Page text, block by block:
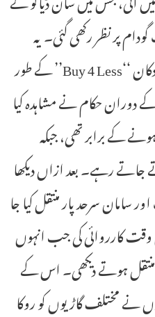
پر نظر رکھی گئی۔ یہ
گودام بظاہر ایک سستے سامان کی دکان ‘‘Buy 4 Less’’ کے طور
دوران حکام نے مشاہدہ کیا
کے برابر تھی، جبکہ
رہے۔ بعد ازاں دیکھا
سامان سرحد پار منتقل کیا جا
اس وقت کارروائی کی جب انہوں
ہوتے دیکھی۔ اس کے
نے مختلف گاڑیوں کو روکا